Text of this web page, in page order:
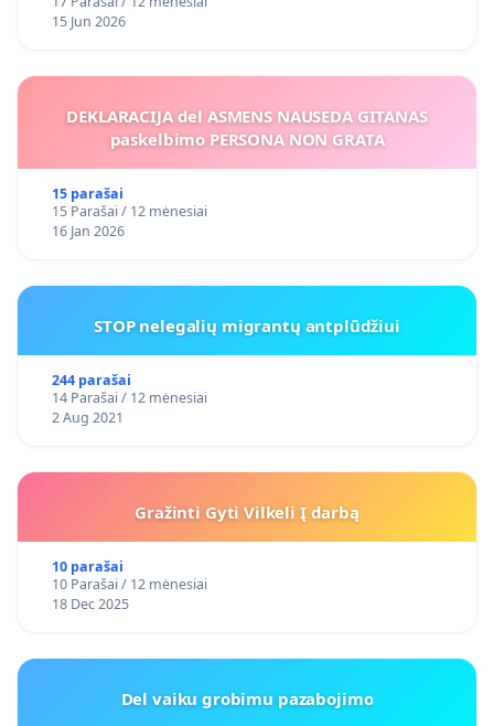
15 Jun 2026
DEKLARACIJA del ASMENS NAUSEDA GITANAS
paskelbimo PERSONA NON GRATA
15 parašai
15 Parašai / 12 mėnesiai
16 Jan 2026
STOP nelegalių migrantų antplūdžiui
244 parašai
14 Parašai / 12 mėnesiai
2 Aug 2021
Gražinti Gyti Vilkeli Į darbą
10 parašai
10 Parašai / 12 mėnesiai
18 Dec 2025
Del vaiku grobimu pazabojimo